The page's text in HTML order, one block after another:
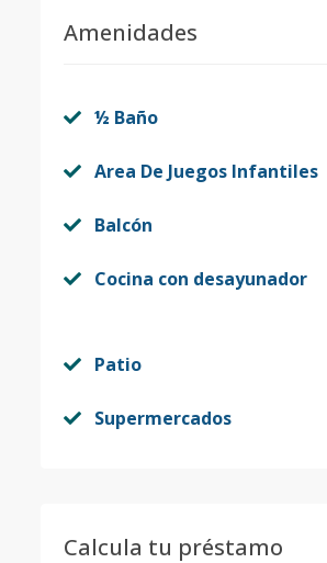
Amenidades
½ Baño
Area De Juegos Infantiles
Balcón
Cocina con desayunador
Patio
Supermercados
Calcula tu préstamo